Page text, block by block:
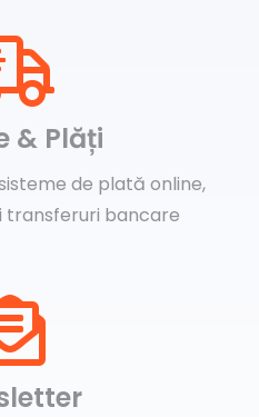
& Plăți
de plată online,
transferuri bancare